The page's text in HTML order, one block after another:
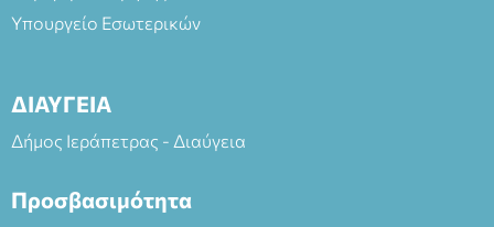
Υπουργείο Εσωτερικών
ΔΙΑΥΓΕΙΑ
Δήμος Ιεράπετρας - Διαύγεια
Προσβασιμότητα